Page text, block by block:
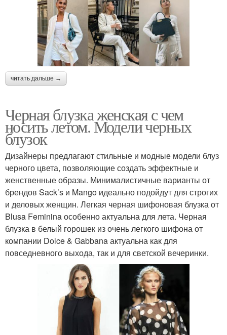
читать дальше →
Черная блузка женская с чем
носить летом. Модели черных
блузок
Дизайнеры предлагают стильные и модные модели блуз
черного цвета, позволяющие создать эффектные и
женственные образы. Минималистичные варианты от
брендов Sack’s и Mango идеально подойдут для строгих
и деловых женщин. Легкая черная шифоновая блузка от
Blusa Feminina особенно актуальна для лета. Черная
блузка в белый горошек из очень легкого шифона от
компании Dolce & Gabbana актуальна как для
повседневного выхода, так и для светской вечеринки.